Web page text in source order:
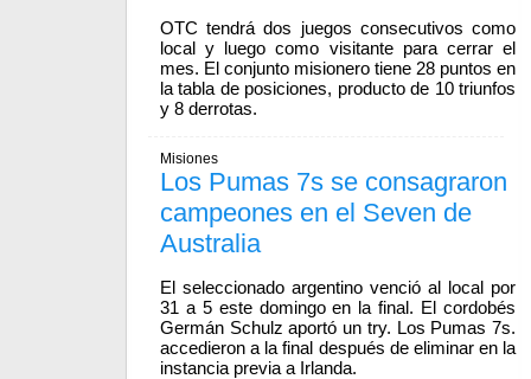
OTC tendrá dos juegos consecutivos como
local y luego como visitante para cerrar el
mes. El conjunto misionero tiene 28 puntos en
la tabla de posiciones, producto de 10 triunfos
y 8 derrotas.
Misiones
Los Pumas 7s se consagraron
campeones en el Seven de
Australia
El seleccionado argentino venció al local por
31 a 5 este domingo en la final. El cordobés
Germán Schulz aportó un try. Los Pumas 7s.
accedieron a la final después de eliminar en la
instancia previa a Irlanda.